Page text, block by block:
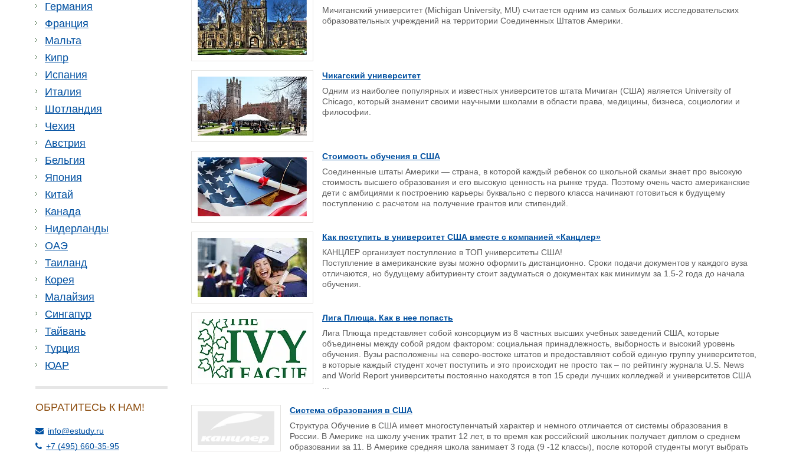
Германия
Франция
Мальта
Кипр
Испания
Италия
Шотландия
Чехия
Австрия
Бельгия
Япония
Китай
Канада
Нидерланды
ОАЭ
Таиланд
Корея
Малайзия
Сингапур
Тайвань
Турция
ЮАР
ОБРАТИТЕСЬ К НАМ!
info@estudy.ru
+7 (495) 660-35-95
Мичиганский университет (Michigan University, MU) считается одним из самых больших исследовательских
образовательных учреждений на территории Соединенных Штатов Америки.
Чикагский университет
Одним из наиболее популярных и известных университетов штата Мичиган (США) является University of
Chicago, который знаменит своими научными школами в области права, медицины, бизнеса, социологии и
философии.
Стоимость обучения в США
Соединенные штаты Америки — страна, в которой каждый ребенок со школьной скамьи знает про высокую
стоимость высшего образования и его высокую ценность на рынке труда. Поэтому очень часто американские
дети с амбициями к построению карьеры буквально с первого класса начинают готовиться к будущему
поступлению с расчетом на получение грантов или стипендий.
Как поступить в университет США вместе с компанией «Канцлер»
КАНЦЛЕР организует поступление в ТОП университеты США!
Поступление в американские вузы можно оформить дистанционно. Сроки подачи документов у каждого вуза
отличаются, но будущему абитуриенту стоит задуматься о документах как минимум за 1.5-2 года до начала
обучения.
Лига Плюща. Как в нее попасть
Лига Плюща представляет собой консорциум из 8 частных высших учебных заведений США, которые
объединены между собой рядом фактором: социальная принадлежность, выборность и высокий уровень
обучения. Вузы расположены на северо-востоке штатов и предоставляют собой единую группу университетов,
в которые каждый студент хочет поступить и это происходит не просто так – по рейтингу журнала U.S. News
and World Report университеты постоянно находятся в топ 15 среди лучших колледжей и университетов США
Система образования в США
Структура Обучение в США имеет многоступенчатый характер и немного отличается от системы образования в
России. В Америке на школу ученик тратит 12 лет, в то время как российский школьник получает диплом о среднем
образовании за 11. В Америке средняя школа занимает 3 года (9 -12 классы), после которой студенты могут выбрать